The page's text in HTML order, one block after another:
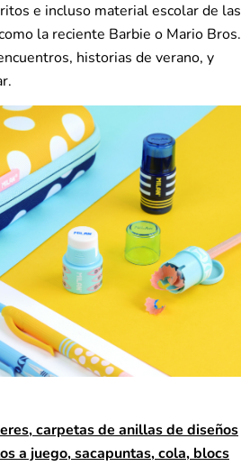
e incluso material escolar de las
la reciente Barbie o Mario Bros.
historias de verano, y
carpetas de anillas de diseños
a juego, sacapuntas, cola, blocs